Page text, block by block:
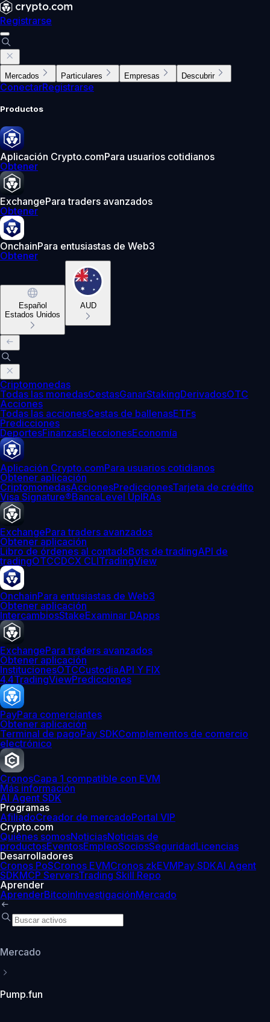
Registrarse
Mercados Particulares Empresas Descubrir
ConectarRegistrarse
Productos
Aplicación Crypto.comPara usuarios cotidianos
Obtener
ExchangePara traders avanzados
Obtener
OnchainPara entusiastas de Web3
Obtener
Español
Estados Unidos
AUD
Criptomonedas
Todas las monedasCestasGanarStakingDerivadosOTC
Acciones
Todas las accionesCestas de ballenasETFs
Predicciones
DeportesFinanzasEleccionesEconomía
Aplicación Crypto.comPara usuarios cotidianos
Obtener aplicación
CriptomonedasAccionesPrediccionesTarjeta de crédito
Visa Signature®BancaLevel UpIRAs
ExchangePara traders avanzados
Obtener aplicación
Libro de órdenes al contadoBots de tradingAPI de
tradingOTCCDCX CLITradingView
OnchainPara entusiastas de Web3
Obtener aplicación
IntercambiosStakeExaminar DApps
ExchangePara traders avanzados
Obtener aplicación
InstitucionesOTCCustodiaAPI Y FIX
4.4TradingViewPredicciones
PayPara comerciantes
Obtener aplicación
Terminal de pagoPay SDKComplementos de comercio
electrónico
CronosCapa 1 compatible con EVM
Más información
AI Agent SDK
Programas
AfiliadoCreador de mercadoPortal VIP
Crypto.com
Quiénes somosNoticiasNoticias de
productosEventosEmpleoSociosSeguridadLicencias
Desarrolladores
Cronos PoSCronos EVMCronos zkEVMPay SDKAI Agent
SDKMCP ServersTrading Skill Repo
Aprender
AprenderBitcoinInvestigaciónMercado
Mercado
Pump.fun